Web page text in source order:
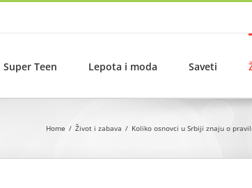
Super Teen Lepota i moda Saveti
Home Život i zabava Koliko osnovci u Srbiji znaju o